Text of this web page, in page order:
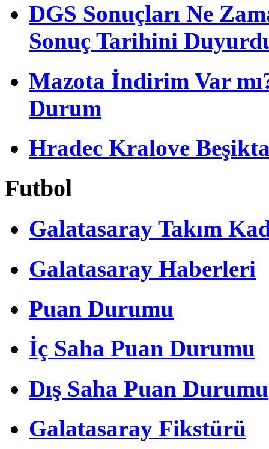
DGS Sonuçları Ne
Sonuç Tarihini
Mazota İndirim Var
Durum
Hradec Kralove
Futbol
Galatasaray Takım
Galatasaray Haberleri
Puan Durumu
İç Saha Puan Durumu
Dış Saha Puan Durumu
Galatasaray Fikstürü